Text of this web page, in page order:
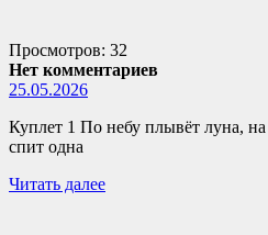
Просмотров: 32
Нет комментариев
25.05.2026
Куплет 1 По небу плывёт луна,
спит одна
Читать далее